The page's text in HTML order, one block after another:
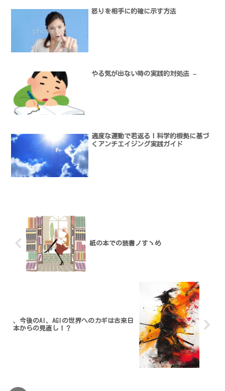
怒りを相手に的確に示す方法
やる気が出ない時の実践的対処法 –
適度な運動で若返る！科学的根拠に基づ
くアンチエイジング実践ガイド
紙の本での読書ノすゝめ
、今後のAI、AGIの世界へのカギは古来日
本からの見直し！？